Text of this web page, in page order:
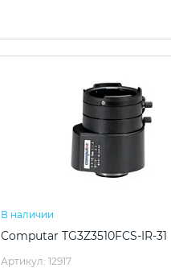
В наличии
Computar TG3Z3510FCS-IR-31
Артикул: 12917